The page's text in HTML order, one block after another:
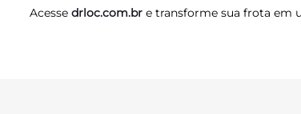
Acesse drloc.com.br e transforme sua frota em